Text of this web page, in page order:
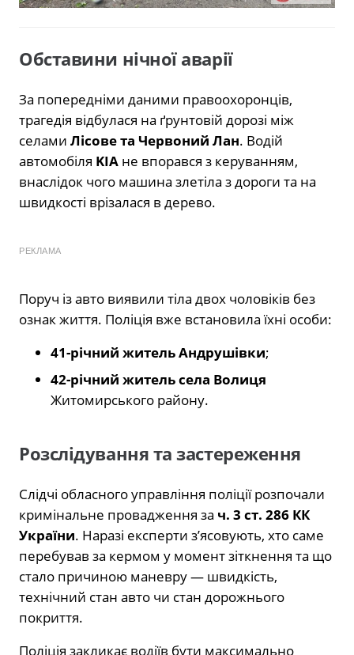
Обставини нічної аварії
За попередніми даними правоохоронців,
трагедія відбулася на ґрунтовій дорозі між
селами Лісове та Червоний Лан. Водій
автомобіля KIA не впорався з керуванням,
внаслідок чого машина злетіла з дороги та на
швидкості врізалася в дерево.
РЕКЛАМА
Поруч із авто виявили тіла двох чоловіків без
ознак життя. Поліція вже встановила їхні особи:
41-річний житель Андрушівки;
42-річний житель села Волиця
Житомирського району.
Розслідування та застереження
Слідчі обласного управління поліції розпочали
кримінальне провадження за ч. 3 ст. 286 КК
України. Наразі експерти з’ясовують, хто саме
перебував за кермом у момент зіткнення та що
стало причиною маневру — швидкість,
технічний стан авто чи стан дорожнього
покриття.
Поліція закликає водіїв бути максимально